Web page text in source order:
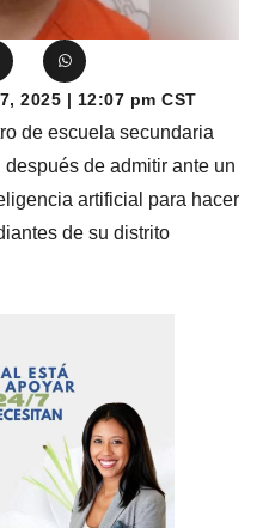
2025 | 12:07 pm CST
de escuela secundaria
de admitir ante un
artificial para hacer
de su distrito